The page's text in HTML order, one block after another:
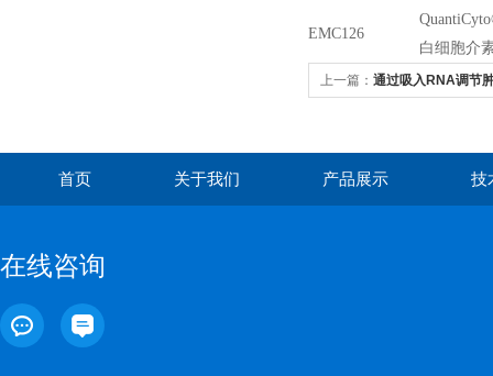
EMC126
白细胞介
上一篇： 通过吸入RNA调节
首页 关于我们 产品展示 技
在线咨询